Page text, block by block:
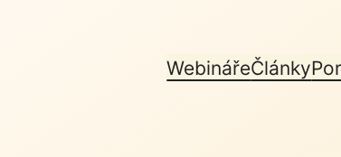
WebinářeČlánky